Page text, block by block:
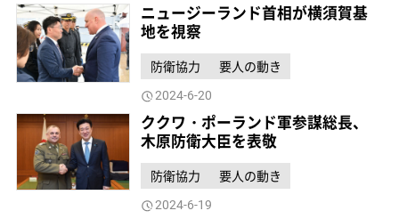
ニュージーランド首相が横須賀基
地を視察
防衛協力 要人の動き
2024-6-20
ククワ・ポーランド軍参謀総長、
木原防衛大臣を表敬
防衛協力 要人の動き
2024-6-19